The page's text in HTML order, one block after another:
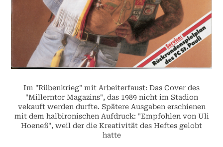
Im "Rübenkrieg" mit Arbeiterfaust: Das Cover des
"Millerntor Magazins", das 1989 nicht im Stadion
vekauft werden durfte. Spätere Ausgaben erschienen
mit dem halbironischen Aufdruck: "Empfohlen von Uli
Hoeneß", weil der die Kreativität des Heftes gelobt
hatte